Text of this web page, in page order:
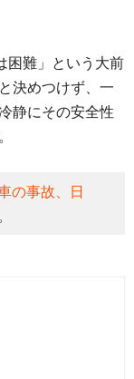
困難」という大前
決めつけず、一
静にその安全性
の事故、日